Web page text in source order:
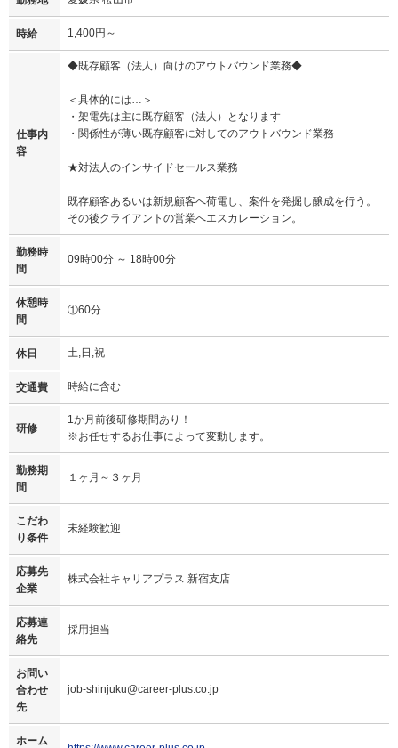
時給 1,400円～
仕事内
容
◆既存顧客（法人）向けのアウトバウンド業務◆
＜具体的には…＞
・架電先は主に既存顧客（法人）となります
・関係性が薄い既存顧客に対してのアウトバウンド業務
★対法人のインサイドセールス業務
既存顧客あるいは新規顧客へ荷電し、案件を発掘し醸成を行う。
その後クライアントの営業へエスカレーション。
勤務時
間
09時00分 ～ 18時00分
休憩時
間
①60分
休日 土,日,祝
交通費 時給に含む
研修
1か月前後研修期間あり！
※お任せするお仕事によって変動します。
勤務期
間
１ヶ月～３ヶ月
こだわ
り条件
未経験歓迎
応募先
企業
株式会社キャリアプラス 新宿支店
応募連
絡先
採用担当
お問い
合わせ
先
job-shinjuku@career-plus.co.jp
ホーム